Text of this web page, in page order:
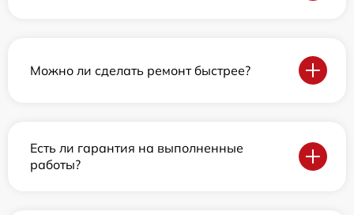
Можно ли сделать ремонт быстрее?
Есть ли гарантия на выполненные
работы?